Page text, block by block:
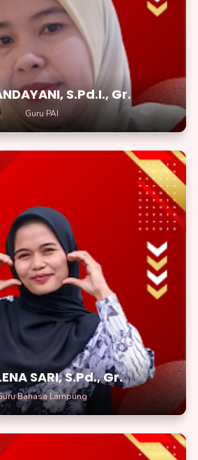
S.Pd.I., Gr.
Guru PAI
karena ilmu yang mereka ajarkan akan
pintu ke dunia yang lebih indah
SARI, S.Pd., Gr.
Bahasa Lampung
SARI, S.Pd., Gr.
Bahasa Lampung
kunci rahasia dari perjuangan yang